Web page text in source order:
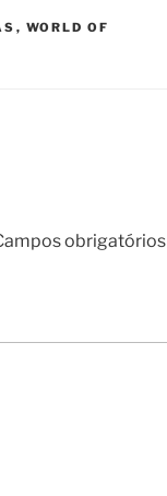
, WORLD OF
obrigatórios